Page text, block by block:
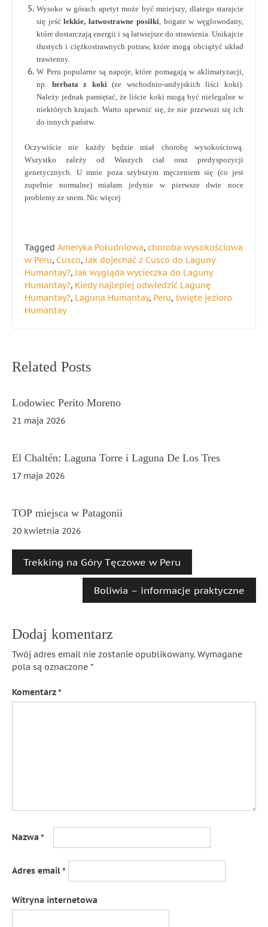
Wysoko w górach apetyt może być mniejszy, dlatego starajcie
się jeśćlekkie, łatwostrawne posiłki, bogate w węglowodany,
które dostarczają energii i są łatwiejsze do strawienia. Unikajcie
tłustych i ciężkostrawnych potraw, które mogą obciążyć układ
trawienny.
W Peru popularne są napoje, które pomagają w aklimatyzacji,
np. herbata z koki(ze wschodnio-andyjskich liści koki).
Należy jednak pamiętać, że liście koki mogą być nielegalne w
niektórych krajach. Warto upewnić się, że nie przewozi się ich
do innych państw.
Oczywiście nie każdy będzie miał chorobę wysokościową.
Wszystko zależy od Waszych ciał oraz predyspozycji
genetycznych. U mnie poza szybszym męczeniem się (co jest
zupełnie normalne) miałam jedynie w pierwsze dwie noce
problemy ze snem. Nic więcej
Tagged Ameryka Południowa, choroba wysokościowa
w Peru, Cusco,Jak dojechać z Cusco do Laguny
Humantay?,Jak wygląda wycieczka do Laguny
Humantay?, Kiedy najlepiej odwiedzić Lagunę
Humantay?, Laguna Humantay, Peru, święte jezioro
Humantay
Related Posts
Lodowiec Perito Moreno
21 maja 2026
El Chaltén: Laguna Torre i Laguna De Los Tres
17 maja 2026
TOP miejsca w Patagonii
20 kwietnia 2026
Nawigacja
Trekking na Góry Tęczowe w Peru
Boliwia – informacje praktyczne
Dodaj komentarz
Twój adres email nie zostanie opublikowany. Wymagane
pola są oznaczone *
Komentarz*
Nazwa*
Adres email*
Witryna internetowa